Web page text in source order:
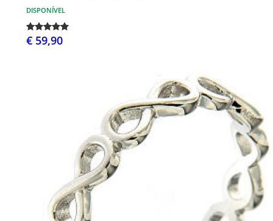
DISPONÍVEL
€ 59,90